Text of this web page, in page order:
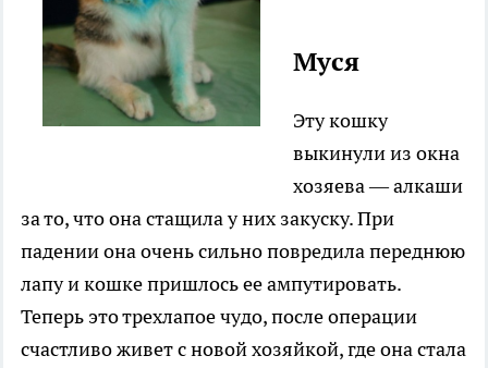
Муся
Эту кошку
выкинули из окна
хозяева — алкаши
за то, что она стащила у них закуску. При
падении она очень сильно повредила переднюю
лапу и кошке пришлось ее ампутировать.
Теперь это трехлапое чудо, после операции
счастливо живет с новой хозяйкой, где она стала